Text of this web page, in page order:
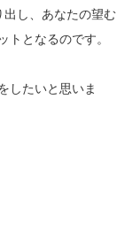
し、あなたの望む
トとなるのです。
したいと思いま